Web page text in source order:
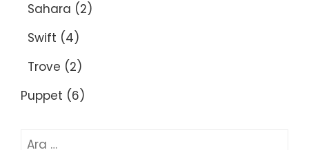
Sahara (2)
Swift (4)
Trove (2)
Puppet (6)
Arama: